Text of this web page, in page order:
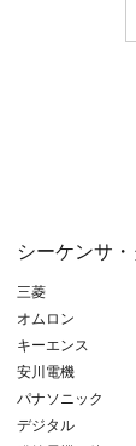
シーケンサ ・
三菱
オムロン
キーエンス
安川電機
パナソニック
デジタル